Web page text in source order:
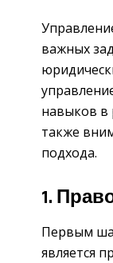
важных
навыков в
также
подхода.
1.
Первым
является